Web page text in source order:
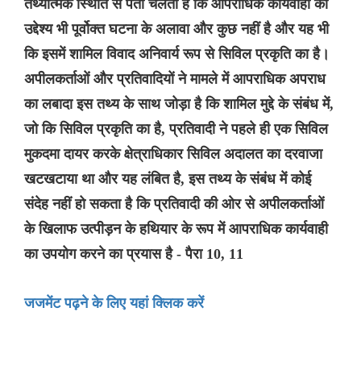
तथ्यात्मक स्थिति से पता चलता है कि आपराधिक कार्यवाही का
उद्देश्य भी पूर्वोक्त घटना के अलावा और कुछ नहीं है और यह भी
कि इसमें शामिल विवाद अनिवार्य रूप से सिविल प्रकृति का है।
अपीलकर्ताओं और प्रतिवादियों ने मामले में आपराधिक अपराध
का लबादा इस तथ्य के साथ जोड़ा है कि शामिल मुद्दे के संबंध में,
जो कि सिविल प्रकृति का है, प्रतिवादी ने पहले ही एक सिविल
मुकदमा दायर करके क्षेत्राधिकार सिविल अदालत का दरवाजा
खटखटाया था और यह लंबित है, इस तथ्य के संबंध में कोई
संदेह नहीं हो सकता है कि प्रतिवादी की ओर से अपीलकर्ताओं
के खिलाफ उत्पीड़न के हथियार के रूप में आपराधिक कार्यवाही
का उपयोग करने का प्रयास है - पैरा 10, 11
जजमेंट पढ़ने के लिए यहां क्लिक करें